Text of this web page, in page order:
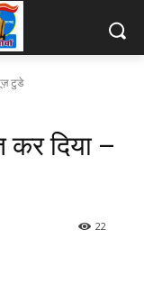
टुडे
दिया –
22